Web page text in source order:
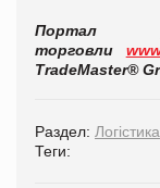
Портал
торговли
TradeMaster®
Раздел: Логістика
Теги: